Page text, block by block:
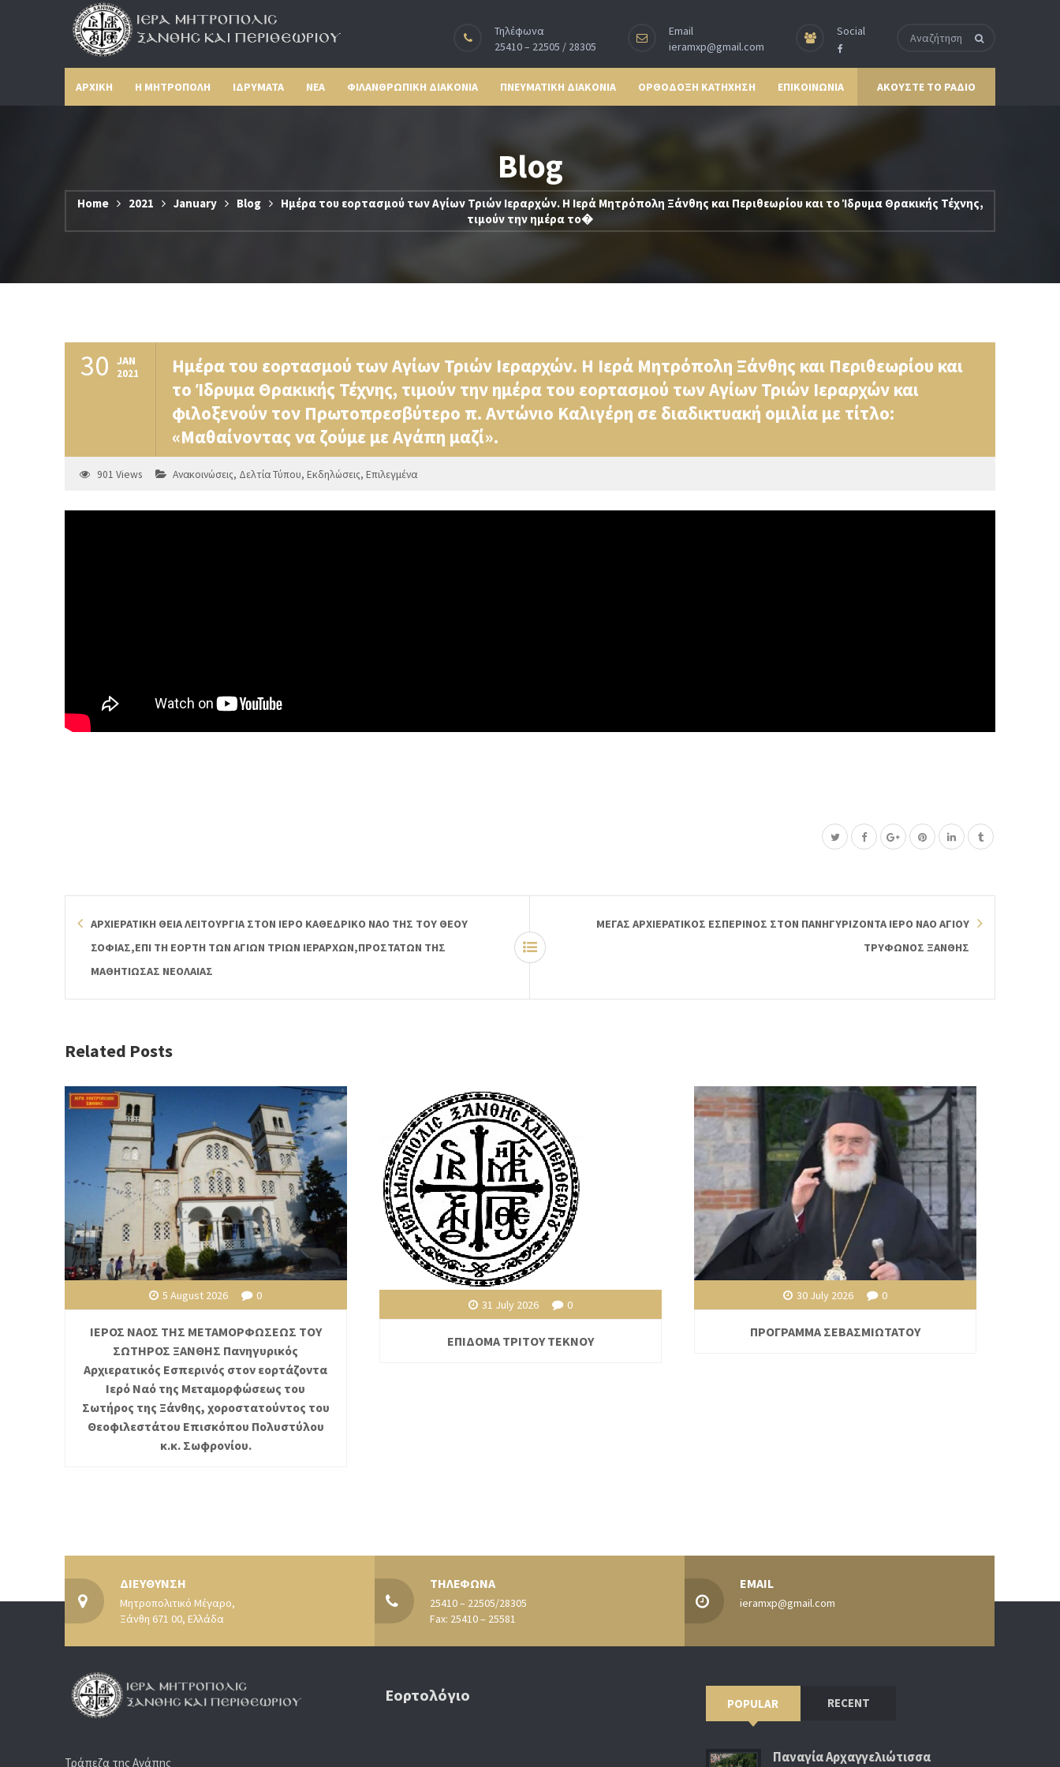
Τηλέφωνα
25410 – 22505 / 28305
Email
ieramxp@gmail.com
Social
ΑΡΧΙΚΗ Η ΜΗΤΡΟΠΟΛΗ ΙΔΡΥΜΑΤΑ ΝΕΑ ΦΙΛΑΝΘΡΩΠΙΚΗ ΔΙΑΚΟΝΙΑ ΠΝΕΥΜΑΤΙΚΗ ΔΙΑΚΟΝΙΑ ΟΡΘΟΔΟΞΗ ΚΑΤΗΧΗΣΗ ΕΠΙΚΟΙΝΩΝΙΑ ΑΚΟΥΣΤΕ ΤΟ ΡΑΔΙΟ
Blog
Home 2021 January Blog
Ημέρα του εορτασμού των Αγίων Τριών Ιεραρχών. Η Ιερά Μητρόπολη Ξάνθης και Περιθεωρίου και το Ίδρυμα Θρακικής Τέχνης,
τιμούν την ημέρα το�
30 JAN
2021
Ημέρα του εορτασμού των Αγίων Τριών Ιεραρχών. Η Ιερά Μητρόπολη Ξάνθης και Περιθεωρίου και
το Ίδρυμα Θρακικής Τέχνης, τιμούν την ημέρα του εορτασμού των Αγίων Τριών Ιεραρχών και
φιλοξενούν τον Πρωτοπρεσβύτερο π. Αντώνιο Καλιγέρη σε διαδικτυακή ομιλία με τίτλο:
«Μαθαίνοντας να ζούμε με Αγάπη μαζί».
901 Views Ανακοινώσεις, Δελτία Τύπου, Εκδηλώσεις, Επιλεγμένα
ΑΡΧΙΕΡΑΤΙΚΗ ΘΕΙΑ ΛΕΙΤΟΥΡΓΙΑ ΣΤΟΝ ΙΕΡΟ ΚΑΘΕΔΡΙΚΟ ΝΑΟ ΤΗΣ ΤΟΥ ΘΕΟΥ
ΣΟΦΙΑΣ,ΕΠΙ ΤΗ ΕΟΡΤΗ ΤΩΝ ΑΓΙΩΝ ΤΡΙΩΝ ΙΕΡΑΡΧΩΝ,ΠΡΟΣΤΑΤΩΝ ΤΗΣ
ΜΑΘΗΤΙΩΣΑΣ ΝΕΟΛΑΙΑΣ
ΜΕΓΑΣ ΑΡΧΙΕΡΑΤΙΚΟΣ ΕΣΠΕΡΙΝΟΣ ΣΤΟΝ ΠΑΝΗΓΥΡΙΖΟΝΤΑ ΙΕΡΟ ΝΑΟ ΑΓΙΟΥ
ΤΡΥΦΩΝΟΣ ΞΑΝΘΗΣ
Related Posts
5 August 2026 0
ΙΕΡΟΣ ΝΑΟΣ ΤΗΣ ΜΕΤΑΜΟΡΦΩΣΕΩΣ ΤΟΥ
ΣΩΤΗΡΟΣ ΞΑΝΘΗΣ Πανηγυρικός
Αρχιερατικός Εσπερινός στον εορτάζοντα
Ιερό Ναό της Μεταμορφώσεως του
Σωτήρος της Ξάνθης, χοροστατούντος του
Θεοφιλεστάτου Επισκόπου Πολυστύλου
κ.κ. Σωφρονίου.
31 July 2026 0
ΕΠΙΔΟΜΑ ΤΡΙΤΟΥ ΤΕΚΝΟΥ
30 July 2026 0
ΠΡΟΓΡΑΜΜΑ ΣΕΒΑΣΜΙΩΤΑΤΟΥ
ΔΙΕΥΘΥΝΣΗ
Μητροπολιτικό Μέγαρο,
Ξάνθη 671 00, Ελλάδα
ΤΗΛΕΦΩΝΑ
25410 – 22505/28305
Fax: 25410 – 25581
EMAIL
ieramxp@gmail.com
Τράπεζα της Αγάπης
Εορτολόγιο POPULAR RECENT
Παναγία Αρχαγγελιώτισσα